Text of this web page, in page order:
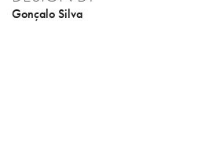
Gonçalo Silva